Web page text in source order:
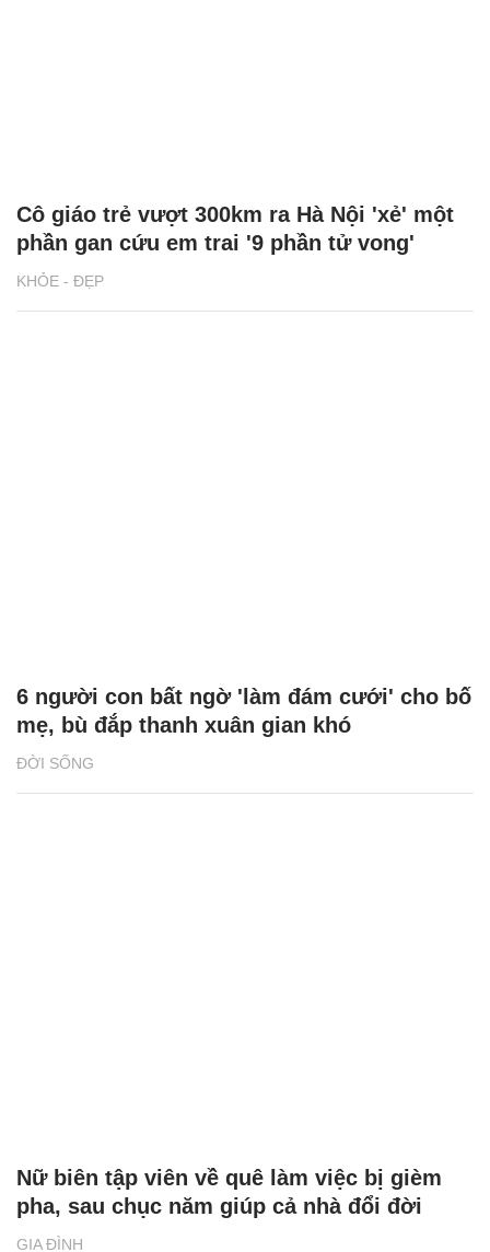
KHỎE - ĐẸP
Cô giáo trẻ vượt 300km ra Hà Nội 'xẻ' một
phần gan cứu em trai '9 phần tử vong'
ĐỜI SỐNG
6 người con bất ngờ 'làm đám cưới' cho bố
mẹ, bù đắp thanh xuân gian khó
GIA ĐÌNH
Nữ biên tập viên về quê làm việc bị gièm
pha, sau chục năm giúp cả nhà đổi đời